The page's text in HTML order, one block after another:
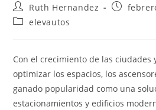
Autor
de
Ruth Hernandez
Categoría
entrada:
elevautos
Con el crecimiento de las ciudades
optimizar los espacios, los
ganado popularidad como una
estacionamientos y edificios